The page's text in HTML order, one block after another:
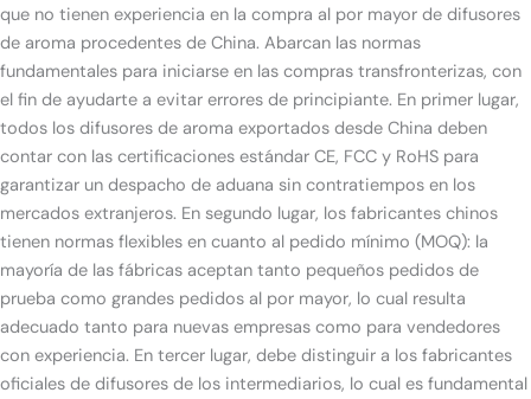
que no tienen experiencia en la compra al por mayor de difusores
de aroma procedentes de China. Abarcan las normas
fundamentales para iniciarse en las compras transfronterizas, con
el fin de ayudarte a evitar errores de principiante. En primer lugar,
todos los difusores de aroma exportados desde China deben
contar con las certificaciones estándar CE, FCC y RoHS para
garantizar un despacho de aduana sin contratiempos en los
mercados extranjeros. En segundo lugar, los fabricantes chinos
tienen normas flexibles en cuanto al pedido mínimo (MOQ): la
mayoría de las fábricas aceptan tanto pequeños pedidos de
prueba como grandes pedidos al por mayor, lo cual resulta
adecuado tanto para nuevas empresas como para vendedores
con experiencia. En tercer lugar, debe distinguir a los fabricantes
oficiales de difusores de los intermediarios, lo cual es fundamental